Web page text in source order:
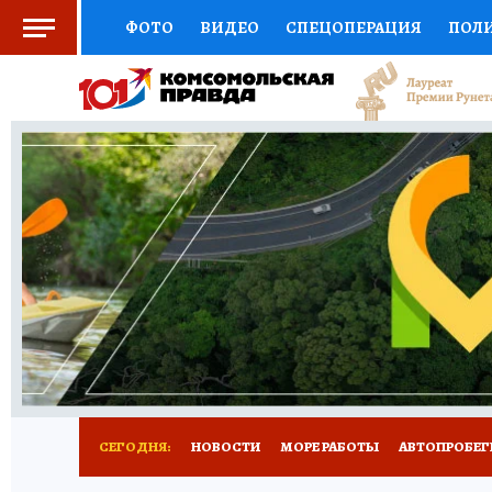
ФОТО ВИДЕО СПЕЦОПЕРАЦИЯ
СОЦПОДДЕРЖКА НАУКА СПОРТ
ВЫБОР ЭКСПЕРТОВ ДОКТОР
КНИЖНАЯ ПОЛКА ПРОГНОЗЫ НА СПОРТ
ПРЕСС-ЦЕНТР НЕДВИЖИМОСТЬ
ВСЕ О КП РАДИО КП ТЕСТЫ НОВОЕ
СЕГОДНЯ: НОВОСТИ МОРЕ РАБОТЫ